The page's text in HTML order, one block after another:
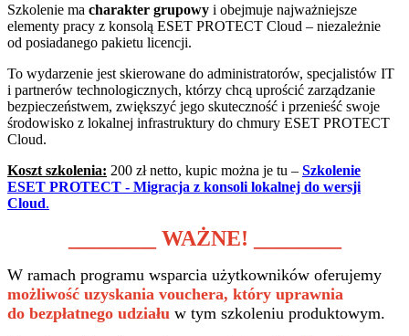
Szkolenie ma charakter grupowy i obejmuje najważniejsze
elementy pracy z konsolą ESET PROTECT Cloud – niezależnie
od posiadanego pakietu licencji.
To wydarzenie jest skierowane do administratorów, specjalistów IT
i partnerów technologicznych, którzy chcą uprościć zarządzanie
bezpieczeństwem, zwiększyć jego skuteczność i przenieść swoje
środowisko z lokalnej infrastruktury do chmury ESET PROTECT
Cloud.
Koszt szkolenia: 200 zł netto, kupic można je tu – Szkolenie
ESET PROTECT - Migracja z konsoli lokalnej do wersji
Cloud.
________ WAŻNE! ________
W ramach programu wsparcia użytkowników oferujemy
możliwość uzyskania vouchera, który uprawnia
do bezpłatnego udziału w tym szkoleniu produktowym.